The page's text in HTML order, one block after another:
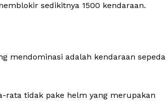
About
Subscription Plans
sedikitnya 1500 kendaraan.
mendominasi adalah kendaraan sepeda
rata tidak pake helm yang merupakan